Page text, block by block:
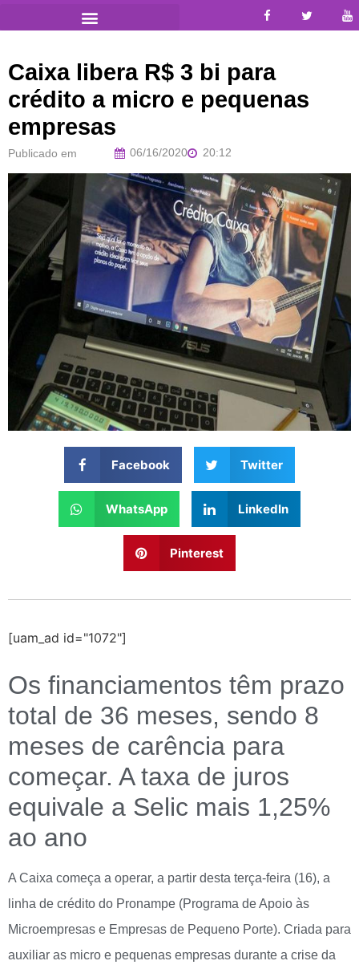
Caixa libera R$ 3 bi para
crédito a micro e pequenas
empresas
Publicado em 06/16/2020 20:12
Facebook Twitter
WhatsApp LinkedIn
Pinterest
[uam_ad id="1072"]
Os financiamentos têm prazo
total de 36 meses, sendo 8
meses de carência para
começar. A taxa de juros
equivale a Selic mais 1,25%
ao ano
A Caixa começa a operar, a partir desta terça-feira (16), a
linha de crédito do Pronampe (Programa de Apoio às
Microempresas e Empresas de Pequeno Porte). Criada para
auxiliar as micro e pequenas empresas durante a crise da